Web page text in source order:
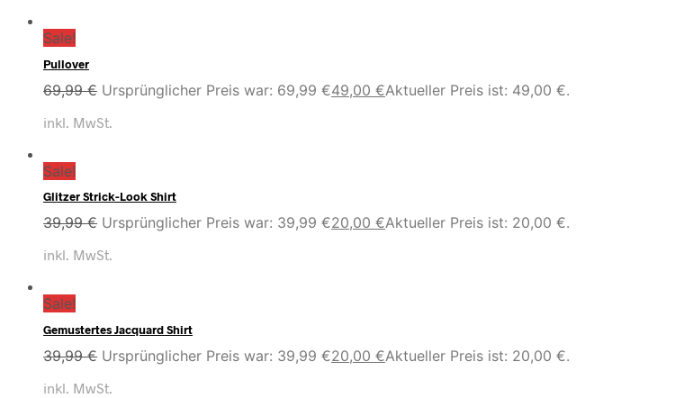
Sale!
Pullover
69,99€ Ursprünglicher Preis war: 69,99 €49,00 €Aktueller Preis ist: 49,00 €.
inkl. MwSt.
Sale!
Glitzer Strick-Look Shirt
39,99€ Ursprünglicher Preis war: 39,99 €20,00 €Aktueller Preis ist: 20,00 €.
inkl. MwSt.
Sale!
Gemustertes Jacquard Shirt
39,99€ Ursprünglicher Preis war: 39,99 €20,00 €Aktueller Preis ist: 20,00 €.
inkl. MwSt.